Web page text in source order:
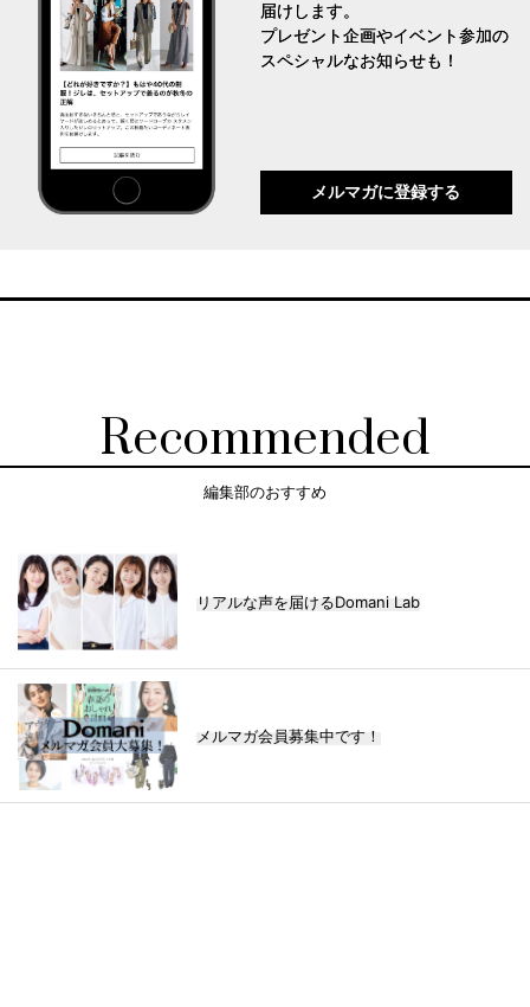
届けします。
プレゼント企画やイベント参加の
スペシャルなお知らせも！
メルマガに登録する
Recommended
編集部のおすすめ
リアルな声を届けるDomani Lab
メルマガ会員募集中です！